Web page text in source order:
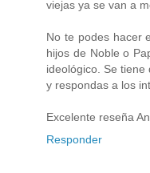
viejas ya se van a
No te podes hacer
hijos de Noble o
ideológico. Se tiene
y respondas a los
Excelente reseña
Responder